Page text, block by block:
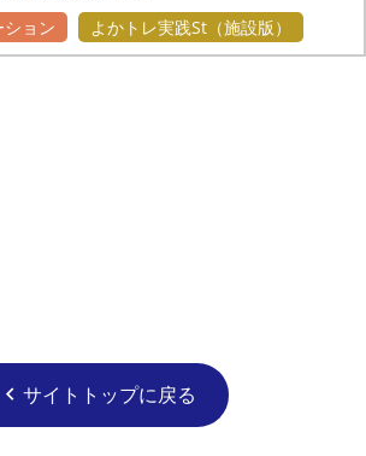
ョン よかトレ実践St（施設版）
chevron_left サイトトップに戻る